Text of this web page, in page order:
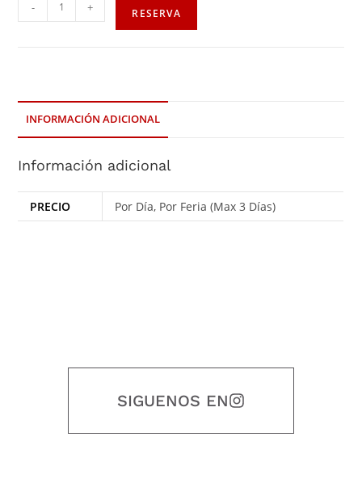
- + RESERVA
INFORMACIÓN ADICIONAL
Información adicional
PRECIO Por Día, Por Feria (Max 3 Días)
SIGUENOS EN